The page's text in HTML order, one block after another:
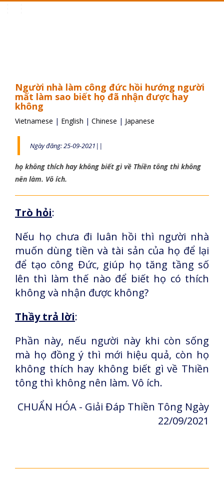
Người nhà làm công đức hồi hướng người
mất làm sao biết họ đã nhận được hay
không
Vietnamese | English | Chinese | Japanese
Ngày đăng: 25-09-2021||
họ không thích hay không biết gì về Thiền tông thì không
nên làm. Vô ích.
Trò hỏi:
Nếu họ chưa đi luân hồi thì người nhà
muốn dùng tiền và tài sản của họ để lại
để tạo công Đức, giúp họ tăng tầng số
lên thì làm thế nào để biết họ có thích
không và nhận được không?
Thầy trả lời:
Phần này, nếu người này khi còn sống
mà họ đồng ý thì mới hiệu quả, còn họ
không thích hay không biết gì về Thiền
tông thì không nên làm. Vô ích.
CHUẨN HÓA - Giải Đáp Thiền Tông Ngày
22/09/2021